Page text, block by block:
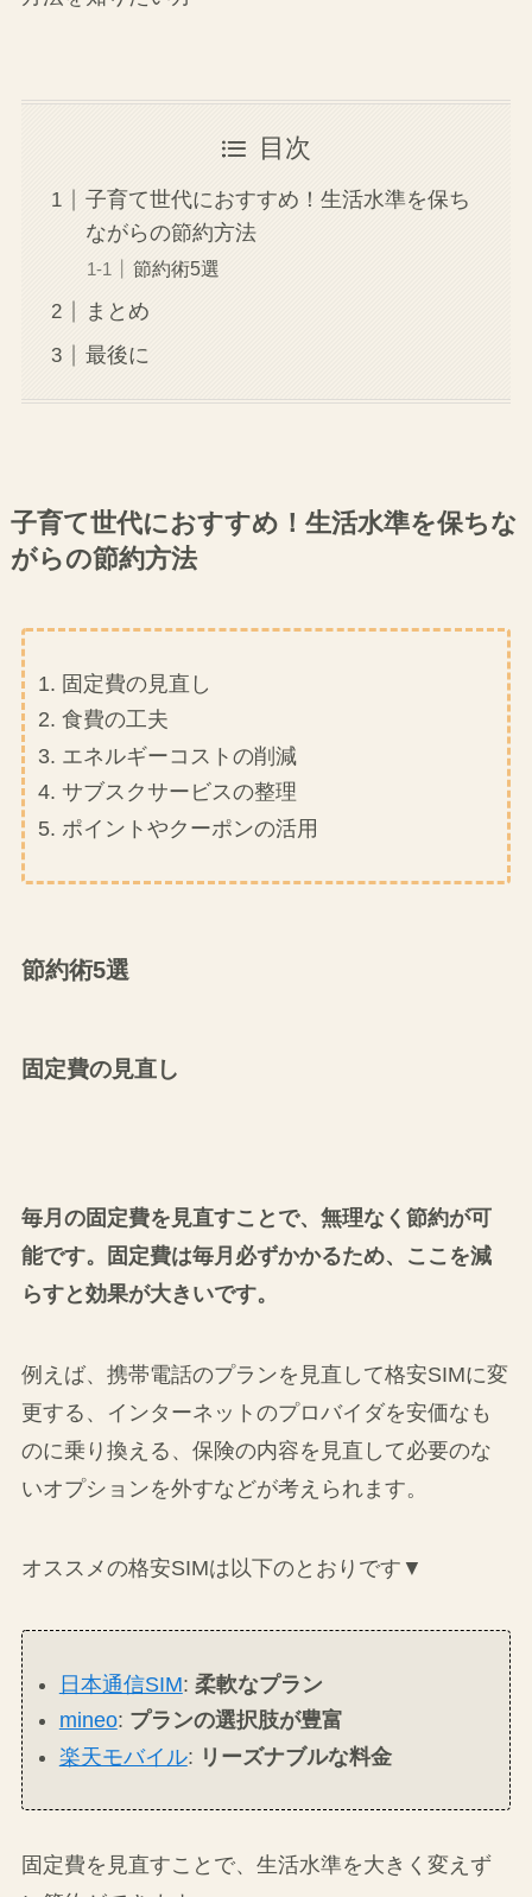
目次
子育て世代におすすめ！生活水準を保ち
ながらの節約方法
節約術5選
まとめ
最後に
子育て世代におすすめ！生活水準を保ちな
がらの節約方法
固定費の見直し
食費の工夫
エネルギーコストの削減
サブスクサービスの整理
ポイントやクーポンの活用
節約術5選
固定費の見直し
毎月の固定費を見直すことで、無理なく節約が可
能です。固定費は毎月必ずかかるため、ここを減
らすと効果が大きいです。
更する、インターネットのプロバイダを安価なも
のに乗り換える、保険の内容を見直して必要のな
いオプションを外すなどが考えられます。
オススメの格安SIMは以下のとおりです▼
日本通信SIM: 柔軟なプラン